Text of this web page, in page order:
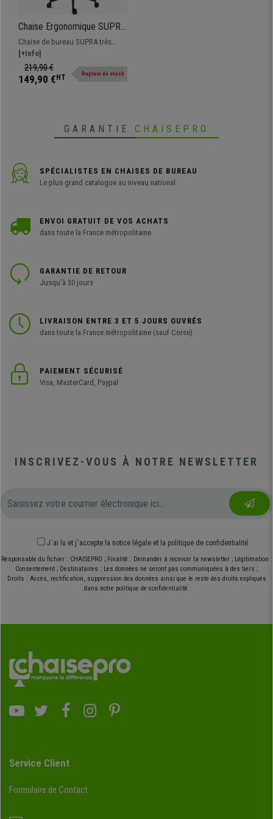
Chaise Ergonomique SUPRA
avec Appui-Tête, Support
Lombaire, Utilisation
Intensive, Tissu et Maille,
Rouge
Chaise de bureau SUPRA très
confortable et robuste, idéale
pour une utilisation au bureau, en
télétravail ou à la maison. Cette
[+Info]
219,90 €
149,90 € HT Rupture de stock
GARANTIE CHAISEPRO
SPÉCIALISTES EN CHAISES DE BUREAU
Le plus grand catalogue au niveau national
ENVOI GRATUIT DE VOS ACHATS
dans toute la France métropolitaine
GARANTIE DE RETOUR
Jusqu'à 30 jours
LIVRAISON ENTRE 3 ET 5 JOURS OUVRÉS
dans toute la France métropolitaine (sauf Corse)
PAIEMENT SÉCURISÉ
Visa, MasterCard, Paypal
INSCRIVEZ-VOUS À NOTRE NEWSLETTER
J´ai lu et j´accepte la notice légale et la politique de confidentialité
Responsable du fichier : CHAISEPRO ; Finalité : Demander à recevoir la newsletter ; Légitimation :
Consentement ; Destinataires : Les données ne seront pas communiquées à des tiers ;
Droits : Accès, rectification, suppression des données ainsi que le reste des droits expliqués
dans notre politique de confidentialité.
Service Client
Formulaire de Contact